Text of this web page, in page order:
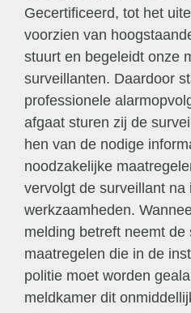
Gecertificeerd, tot het
voorzien van
stuurt en begeleidt onze
surveillanten. Daardoor
professionele
afgaat sturen zij de
hen van de nodige
noodzakelijke
vervolgt de surveillant
werkzaamheden.
melding betreft neemt
maatregelen die in de
politie moet worden
meldkamer dit